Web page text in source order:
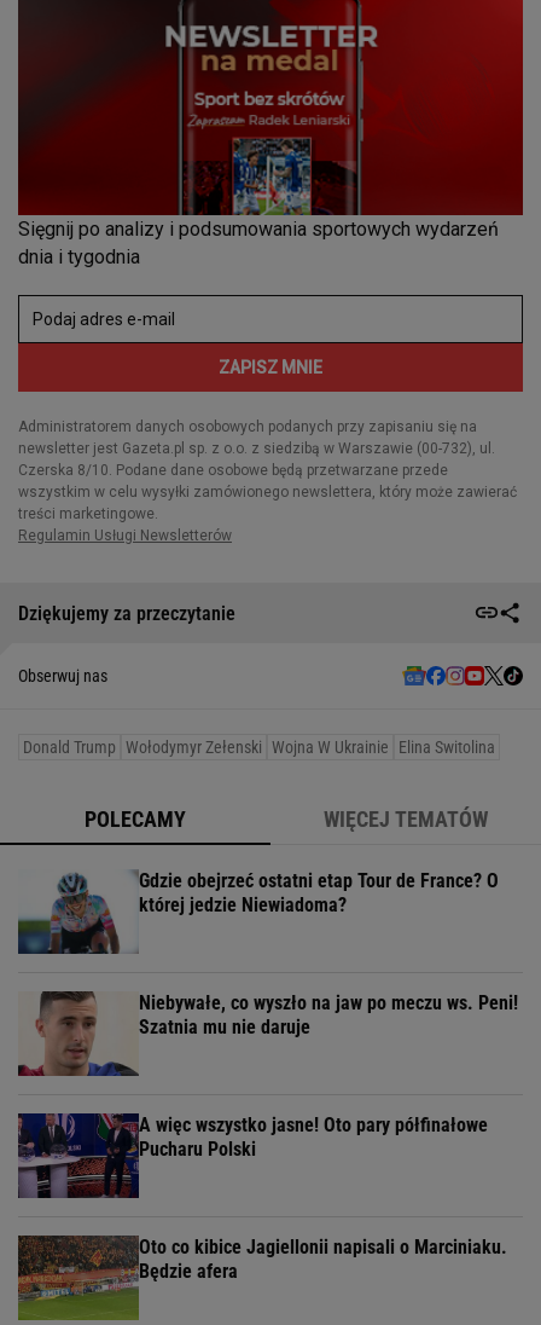
Dziękujemy za przeczytanie
Obserwuj nas
Donald Trump Wołodymyr Zełenski Wojna W Ukrainie Elina Switolina
POLECAMY WIĘCEJ TEMATÓW
Gdzie obejrzeć ostatni etap Tour de France? O
której jedzie Niewiadoma?
Niebywałe, co wyszło na jaw po meczu ws. Peni!
Szatnia mu nie daruje
A więc wszystko jasne! Oto pary półfinałowe
Pucharu Polski
Oto co kibice Jagiellonii napisali o Marciniaku.
Będzie afera